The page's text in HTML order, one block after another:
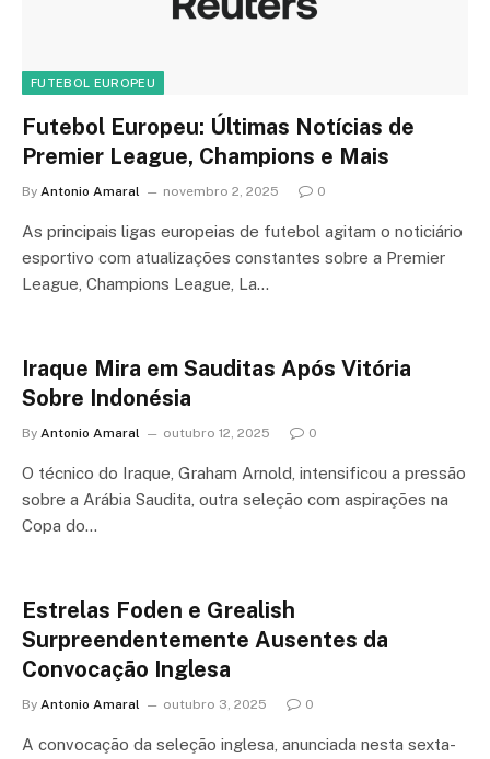
FUTEBOL EUROPEU
Futebol Europeu: Últimas Notícias de
Premier League, Champions e Mais
By Antonio Amaral novembro 2, 2025 0
As principais ligas europeias de futebol agitam o noticiário
esportivo com atualizações constantes sobre a Premier
League, Champions League, La…
Iraque Mira em Sauditas Após Vitória
Sobre Indonésia
By Antonio Amaral outubro 12, 2025 0
O técnico do Iraque, Graham Arnold, intensificou a pressão
sobre a Arábia Saudita, outra seleção com aspirações na
Copa do…
Estrelas Foden e Grealish
Surpreendentemente Ausentes da
Convocação Inglesa
By Antonio Amaral outubro 3, 2025 0
A convocação da seleção inglesa, anunciada nesta sexta-